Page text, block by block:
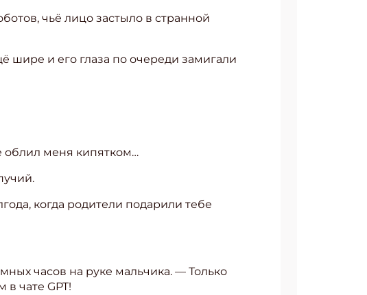
чьё лицо застыло в странной
шире и его глаза по очереди замигали
облил меня кипятком…
когда родители подарили тебе
часов на руке мальчика. — Только
чате GPT!